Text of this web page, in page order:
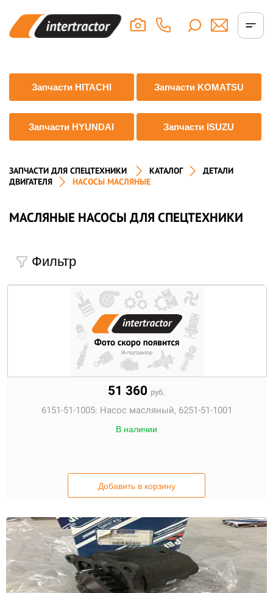
Запчасти HITACHI Запчасти KOMATSU
Запчасти HYUNDAI Запчасти ISUZU
ЗАПЧАСТИ ДЛЯ СПЕЦТЕХНИКИ КАТАЛОГ
ДЕТАЛИ
ДВИГАТЕЛЯ
НАСОСЫ МАСЛЯНЫЕ
МАСЛЯНЫЕ НАСОСЫ ДЛЯ СПЕЦТЕХНИКИ
Фильтр
51 360 руб.
6151-51-1005: Насос масляный, 6251-51-1001
В наличии
Добавить в корзину